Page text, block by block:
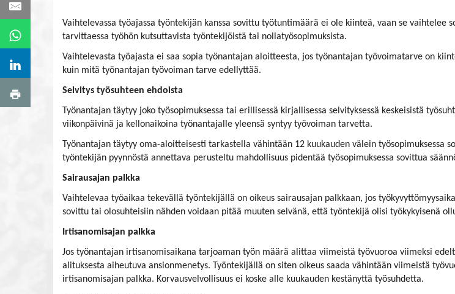
Vaihtelevassa työajassa työntekijän kanssa sovittu työtuntimäärä ei ole kiinteä, vaan se
tarvittaessa työhön kutsuttavista työntekijöistä tai nollatyösopimuksista.
Vaihtelevasta työajasta ei saa sopia työnantajan aloitteesta, jos työnantajan työvoimatarve on
kuin mitä työnantajan työvoiman tarve edellyttää.
Selvitys työsuhteen ehdoista
Työnantajan täytyy joko työsopimuksessa tai erillisessä kirjallisessa selvityksessä keskeisistä
viikonpäivinä ja kellonaikoina työnantajalle yleensä syntyy työvoiman tarvetta.
Työnantajan täytyy oma-aloitteisesti tarkastella vähintään 12 kuukauden välein työsopimuksessa
työntekijän pyynnöstä annettava perusteltu mahdollisuus pidentää työsopimuksessa sovittua
Sairausajan palkka
Vaihtelevaa työaikaa tekevällä työntekijällä on oikeus sairausajan palkkaan, jos
sovittu tai olosuhteisiin nähden voidaan pitää muuten selvänä, että työntekijä olisi työkykyisenä
Irtisanomisajan palkka
Jos työnantajan irtisanomisaikana tarjoaman työn määrä alittaa viimeistä työvuoroa viimeksi
alituksesta aiheutuva ansionmenetys. Työntekijällä on siten oikeus saada vähintään viimeistä
irtisanomisajan palkka. Korvausvelvollisuus ei koske alle kuukauden kestänyttä työsuhdetta.